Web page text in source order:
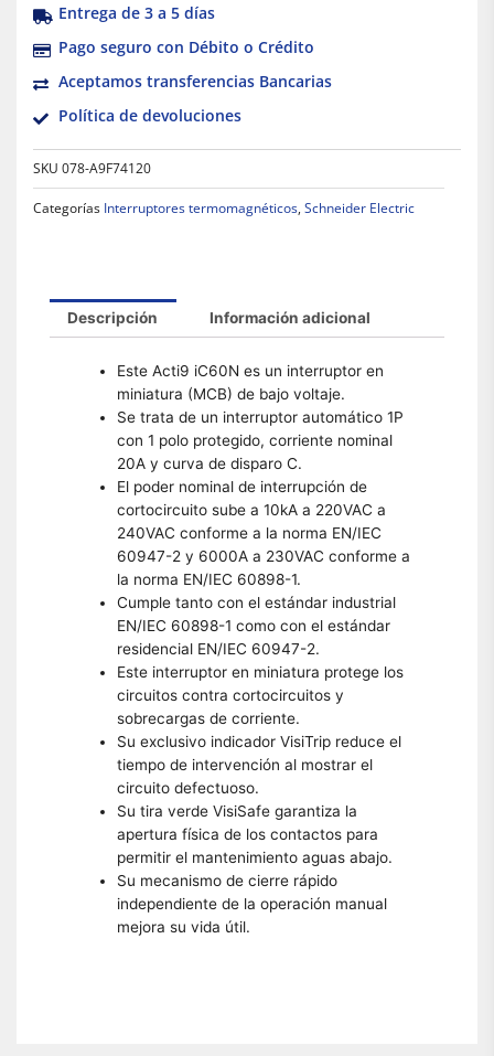
Entrega de 3 a 5 días
Pago seguro con Débito o Crédito
Aceptamos transferencias Bancarias
Política de devoluciones
SKU 078-A9F74120
Categorías Interruptores termomagnéticos, Schneider Electric
Descripción Información adicional
Este Acti9 iC60N es un interruptor en
miniatura (MCB) de bajo voltaje.
Se trata de un interruptor automático 1P
con 1 polo protegido, corriente nominal
20A y curva de disparo C.
El poder nominal de interrupción de
cortocircuito sube a 10kA a 220VAC a
240VAC conforme a la norma EN/IEC
60947-2 y 6000A a 230VAC conforme a
la norma EN/IEC 60898-1.
Cumple tanto con el estándar industrial
EN/IEC 60898-1 como con el estándar
residencial EN/IEC 60947-2.
Este interruptor en miniatura protege los
circuitos contra cortocircuitos y
sobrecargas de corriente.
Su exclusivo indicador VisiTrip reduce el
tiempo de intervención al mostrar el
circuito defectuoso.
Su tira verde VisiSafe garantiza la
apertura física de los contactos para
permitir el mantenimiento aguas abajo.
Su mecanismo de cierre rápido
independiente de la operación manual
mejora su vida útil.